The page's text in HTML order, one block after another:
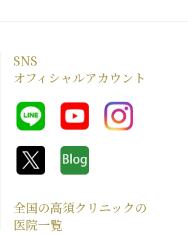
SNS
オフィシャルアカウント
全国の高須クリニックの
医院一覧